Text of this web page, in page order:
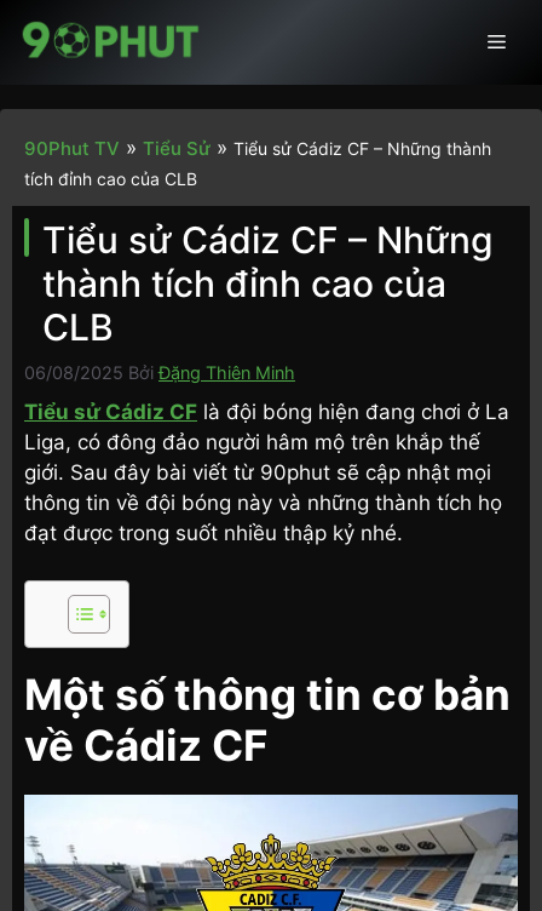
đến
dung
90Phut TV » Tiểu Sử » Tiểu sử Cádiz CF – Những thành
tích đỉnh cao của CLB
Tiểu sử Cádiz CF – Những
thành tích đỉnh cao của
CLB
06/08/2025 BởiĐặng Thiên Minh
Tiểu sử Cádiz CF là đội bóng hiện đang chơi ở La
Liga, có đông đảo người hâm mộ trên khắp thế
giới. Sau đây bài viết từ 90phut sẽ cập nhật mọi
thông tin về đội bóng này và những thành tích họ
đạt được trong suốt nhiều thập kỷ nhé.
Một số thông tin cơ bản
về Cádiz CF